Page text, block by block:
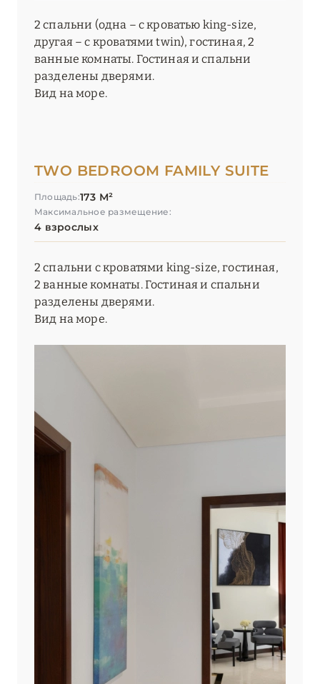
2 спальни (одна – с кроватью king-size,
другая – с кроватями twin), гостиная, 2
ванные комнаты. Гостиная и спальни
разделены дверями.
Вид на море.
TWO BEDROOM FAMILY SUITE
Площадь:173 М²
Максимальное размещение:
4 взрослых
2 спальни с кроватями king-size, гостиная,
2 ванные комнаты. Гостиная и спальни
разделены дверями.
Вид на море.